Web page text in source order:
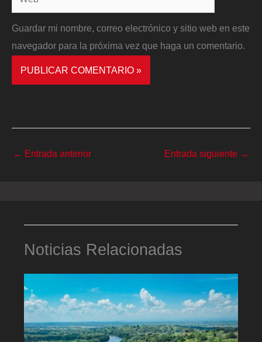
Guardar mi nombre, correo electrónico y sitio web en este
navegador para la próxima vez que haga un comentario.
← Entrada anterior Entrada siguiente →
Noticias Relacionadas